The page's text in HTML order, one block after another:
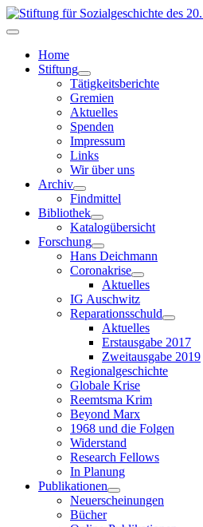
Home
Stiftung
Tätigkeitsberichte
Gremien
Aktuelles
Spenden
Impressum
Links
Wir über uns
Archiv
Findmittel
Bibliothek
Katalogübersicht
Forschung
Hans Deichmann
Coronakrise
Aktuelles
IG Auschwitz
Reparationsschuld
Aktuelles
Erstausgabe 2017
Zweitausgabe 2019
Regionalgeschichte
Globale Krise
Reemtsma Krim
Beyond Marx
1968 und die Folgen
Widerstand
Research Fellows
In Planung
Publikationen
Neuerscheinungen
Bücher